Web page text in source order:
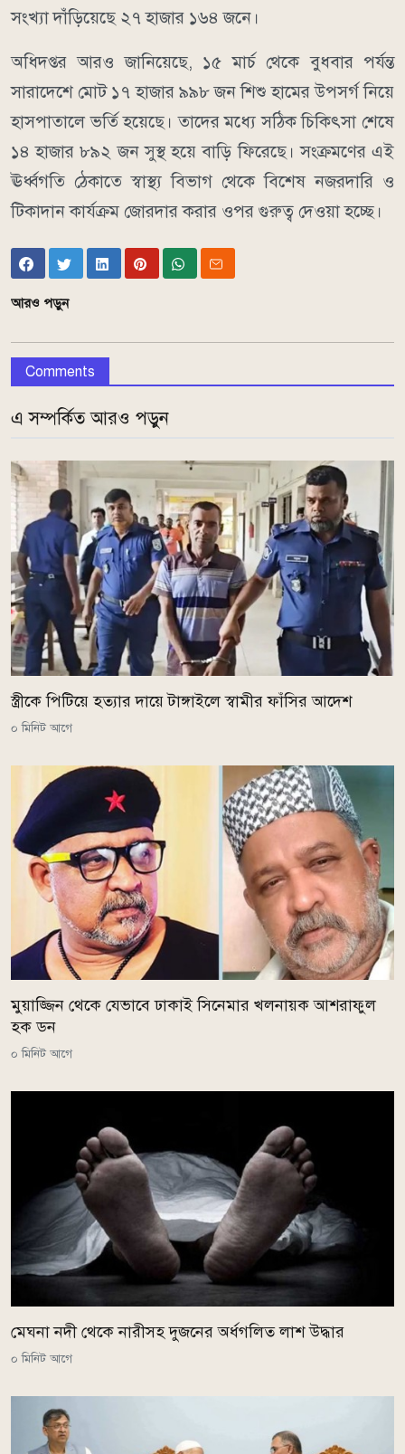
সংখ্যা দাঁড়িয়েছে ২৭ হাজার ১৬৪ জনে।
অধিদপ্তর আরও জানিয়েছে, ১৫ মার্চ থেকে বুধবার পর্যন্ত
সারাদেশে মোট ১৭ হাজার ৯৯৮ জন শিশু হামের উপসর্গ নিয়ে
হাসপাতালে ভর্তি হয়েছে। তাদের মধ্যে সঠিক চিকিৎসা শেষে
১৪ হাজার ৮৯২ জন সুস্থ হয়ে বাড়ি ফিরেছে। সংক্রমণের এই
ঊর্ধ্বগতি ঠেকাতে স্বাস্থ্য বিভাগ থেকে বিশেষ নজরদারি ও
টিকাদান কার্যক্রম জোরদার করার ওপর গুরুত্ব দেওয়া হচ্ছে।
আরও পড়ুন
Comments
এ সম্পর্কিত আরও পড়ুন
স্ত্রীকে পিটিয়ে হত্যার দায়ে টাঙ্গাইলে স্বামীর ফাঁসির আদেশ
০ মিনিট আগে
মুয়াজ্জিন থেকে যেভাবে ঢাকাই সিনেমার খলনায়ক আশরাফুল
হক ডন
০ মিনিট আগে
মেঘনা নদী থেকে নারীসহ দুজনের অর্ধগলিত লাশ উদ্ধার
০ মিনিট আগে